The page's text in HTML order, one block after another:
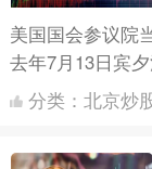
美国国会参议院
去年7月13日宾
枪击源于“一连
国特....
分类： 北京炒